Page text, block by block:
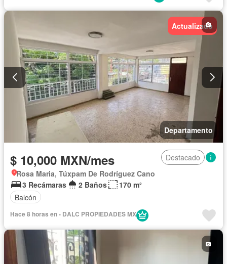
Actualizado
Departamento
$ 10,000 MXN/mes
Destacado
Rosa Maria, Túxpam De Rodríguez Cano
3 Recámaras
2 Baños
170 m²
Balcón
Hace 8 horas en - DALC PROPIEDADES MX